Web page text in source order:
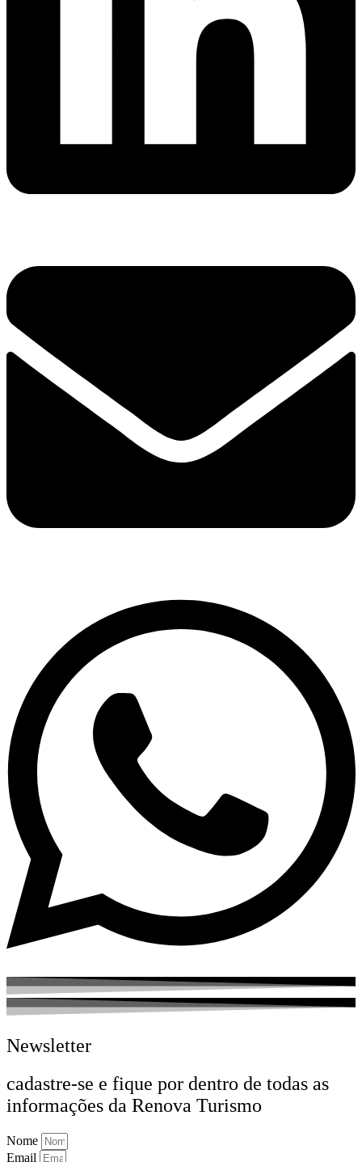
Newsletter
cadastre-se e fique por dentro de todas as
informações da Renova Turismo
Nome
Email